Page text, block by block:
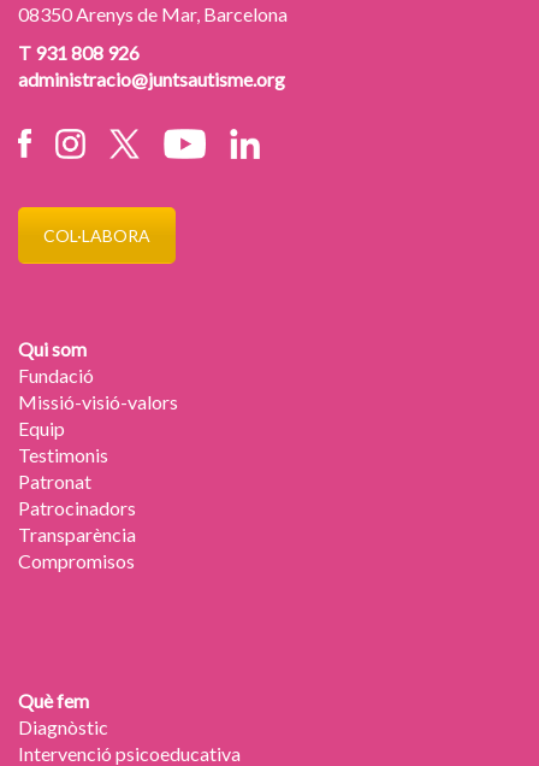
08350 Arenys de Mar, Barcelona
T 931 808 926
administracio@juntsautisme.org
COL·LABORA
Qui som
Fundació
Missió-visió-valors
Equip
Testimonis
Patronat
Patrocinadors
Transparència
Compromisos
Què fem
Diagnòstic
Intervenció psicoeducativa